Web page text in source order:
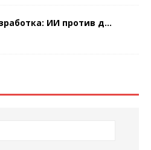
ИИ против д...